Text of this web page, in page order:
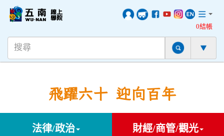
0結帳
飛躍六十 迎向百年
法律/政治 財經/商管/觀光